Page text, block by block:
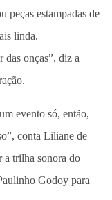
peças estampadas de
linda.
das onças”, diz a
evento só, então,
conta Liliane de
a trilha sonora do
Godoy para